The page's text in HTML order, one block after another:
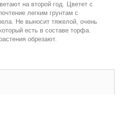
на второй год. Цветет с
легким грунтам с
Не выносит тяжелой, очень
есть в составе торфа.
обрезают.